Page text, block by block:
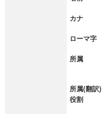
カナ
ローマ字
所属
所属(翻訳)
役割